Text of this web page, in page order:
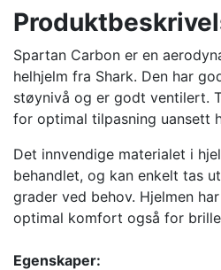
Spartan Carbon er en
helhjelm fra Shark. Den har
støynivå og er godt ventilert.
for optimal tilpasning uansett
Det innvendige materialet i
behandlet, og kan enkelt tas
grader ved behov. Hjelmen
optimal komfort også for
Egenskaper: